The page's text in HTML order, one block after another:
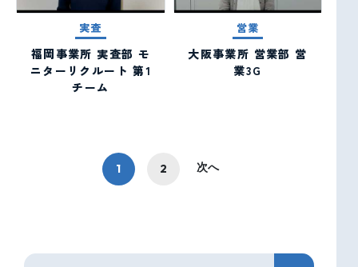
実査
福岡事業所 実査部 モ
ニターリクルート 第1
チーム
営業
大阪事業所 営業部 営
業3G
投
稿
ジ
1 2 次へ